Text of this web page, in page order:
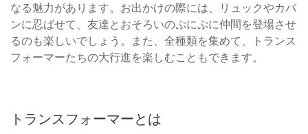
なる魅力があります。お出かけの際には、リュックやカバ
ンに忍ばせて、友達とおそろいのぷにぷに仲間を登場させ
るのも楽しいでしょう。また、全種類を集めて、トランス
フォーマーたちの大行進を楽しむこともできます。
トランスフォーマーとは